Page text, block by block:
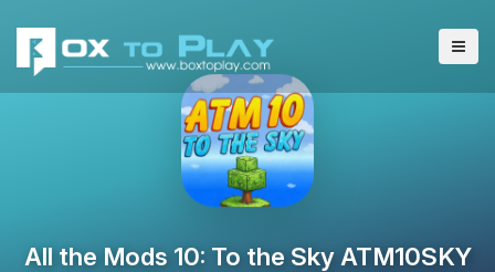
All the Mods 10: To the Sky ATM10SKY